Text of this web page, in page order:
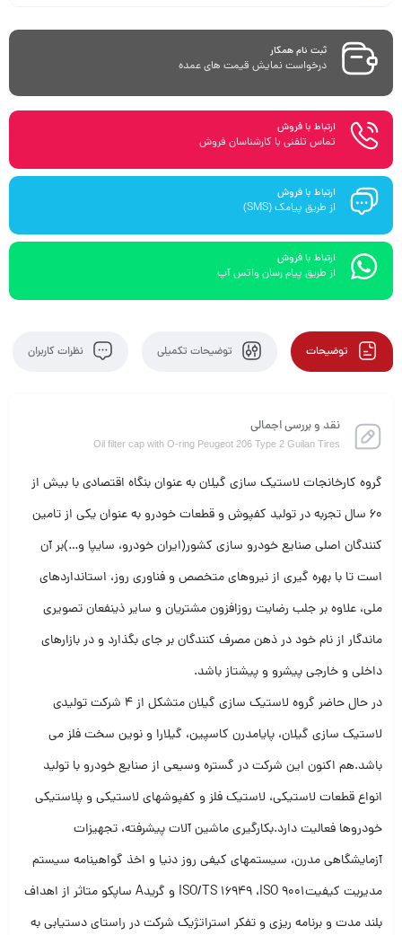
ثبت نام همکار
درخواست نمایش قیمت های عمده
ارتباط با فروش
تماس تلفنی با کارشناسان فروش
ارتباط با فروش
از طریق پیامک (SMS)
ارتباط با فروش
از طریق پیام رسان واتس آپ
توضیحات توضیحات تکمیلی نظرات کاربران
نقد و بررسی اجمالی
Oil filter cap with O-ring Peugeot 206 Type 2 Guilan Tires
گروه کارخانجات لاستیک سازی گیلان به عنوان بنگاه اقتصادی با بیش از
60 سال تجربه در تولید کفپوش و قطعات خودرو به عنوان یکی از تامین
کنندگان اصلی صنایع خودرو سازی کشور(ایران خودرو، سایپا و…)بر آن
است تا با بهره گیری از نیروهای متخصص و فناوری روز، استانداردهای
ملی، علاوه بر جلب رضایت روزافزون مشتریان و سایر ذینفعان تصویری
ماندگار از نام خود در ذهن مصرف کنندگان بر جای بگذارد و در بازارهای
داخلی و خارجی پیشرو و پیشتاز باشد.
در حال حاضر گروه لاستیک سازی گیلان متشکل از 4 شرکت تولیدی
لاستیک سازی گیلان، پایامدرن کاسپین، گیلارا و نوین سخت فلز می
باشد.هم اکنون این شرکت در گستره وسیعی از صنایع خودرو با تولید
انواع قطعات لاستیکی، لاستیک فلز و کفپوشهای لاستیکی و پلاستیکی
خودروها فعالیت دارد.بکارگیری ماشین آلات پیشرفته، تجهیزات
آزمایشگاهی مدرن، سیستمهای کیفی روز دنیا و اخذ گواهینامه سیستم
مدیریت کیفیتISO/TS 16949 ،ISO 9001 و گریدA ساپکو متاثر از اهداف
بلند مدت و برنامه ریزی و تفکر استراتژیک شرکت در راستای دستیابی به